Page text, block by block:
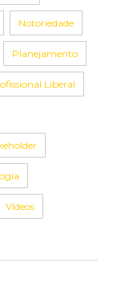
Notoriedade
Planejamento
Liberal
Vídeos